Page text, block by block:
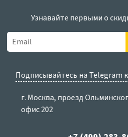
Узнавайте первыми о
Подписывайтесь на Telegram
г. Москва, проезд
офис 202